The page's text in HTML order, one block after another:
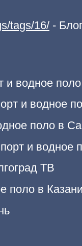
tags/16/ -
и водное
и водное
поло в
и водное
ТВ
поло в